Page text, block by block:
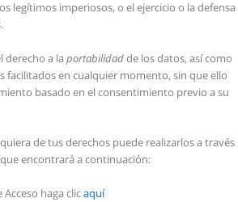
legítimos imperiosos, o el ejercicio o la defensa
derecho a la portabilidadde los datos, así como
facilitados en cualquier momento, sin que ello
basado en el consentimiento previo a su
de tus derechos puede realizarlos a través
encontrará a continuación:
haga clicaquí